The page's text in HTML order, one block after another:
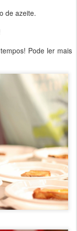
de azeite.
Pode ler mais